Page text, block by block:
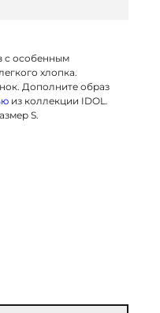
с особенным
хлопка.
Дополните образ
из коллекции IDOL.
S.